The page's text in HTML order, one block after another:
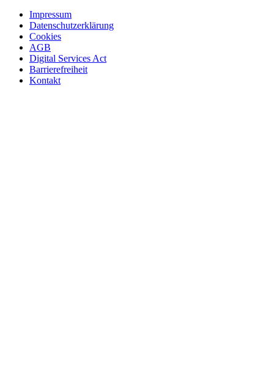
Impressum
Datenschutzerklärung
Cookies
AGB
Digital Services Act
Barrierefreiheit
Kontakt